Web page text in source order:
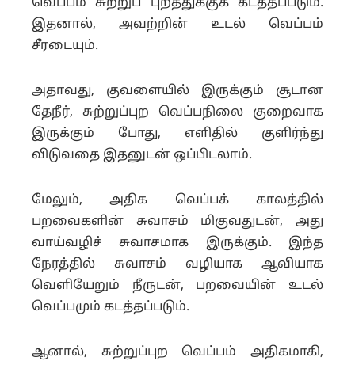
இதனால், அவற்றின் உடல் வெப்பம்
சீரடையும்.
அதாவது, குவளையில் இருக்கும் சூடான
தேநீர், சுற்றுப்புற வெப்பநிலை குறைவாக
இருக்கும் போது, எளிதில் குளிர்ந்து
விடுவதை இதனுடன் ஒப்பிடலாம்.
மேலும், அதிக வெப்பக் காலத்தில்
பறவைகளின் சுவாசம் மிகுவதுடன், அது
வாய்வழிச் சுவாசமாக இருக்கும். இந்த
நேரத்தில் சுவாசம் வழியாக ஆவியாக
வெளியேறும் நீருடன், பறவையின் உடல்
வெப்பமும் கடத்தப்படும்.
ஆனால், சுற்றுப்புற வெப்பம் அதிகமாகி,